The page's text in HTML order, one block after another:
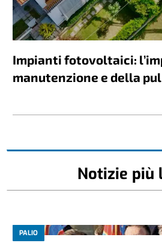
Impianti fotovoltaici:
manutenzione e della
Notizie più
PALIO